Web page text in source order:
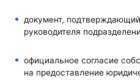
документ,
руководителя
официальное согласие
на предоставление